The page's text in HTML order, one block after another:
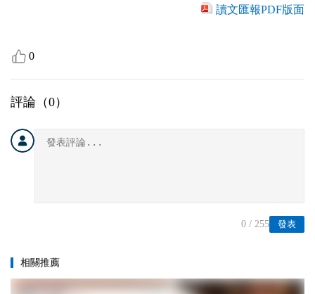
讀文匯報PDF版面
0
評論（0）
發表
0 / 255
相關推薦